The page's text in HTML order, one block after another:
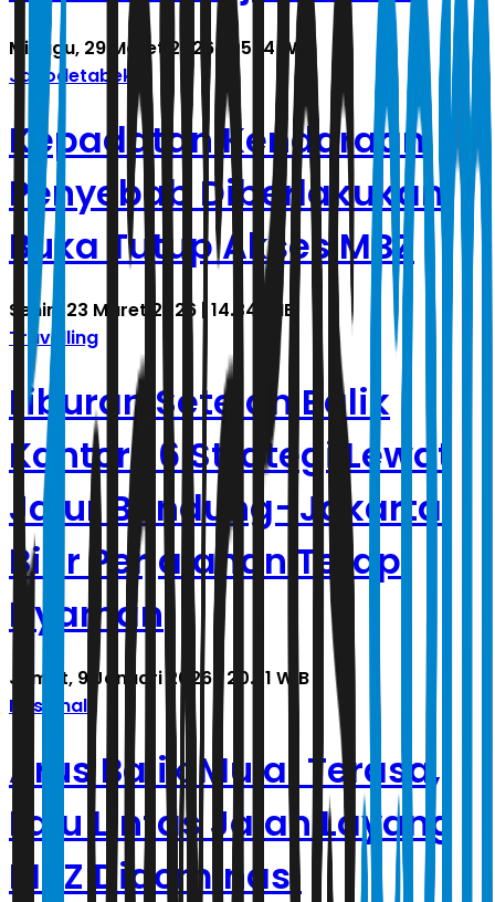
Minggu, 29 Maret 2026 | 05.14 WIB
Jabodetabek
Kepadatan Kendaraan
Penyebab Diberlakukan
Buka Tutup Akses MBZ
Senin, 23 Maret 2026 | 14.34 WIB
Travelling
Liburan Setelah Balik
Kantor? 6 Strategi Lewat
Jalur Bandung–Jakarta
Biar Perjalanan Tetap
Nyaman
Jumat, 9 Januari 2026 | 20.31 WIB
Nasional
Arus Balik Mulai Terasa,
Lalu Lintas Jalan Layang
MBZ Didominasi